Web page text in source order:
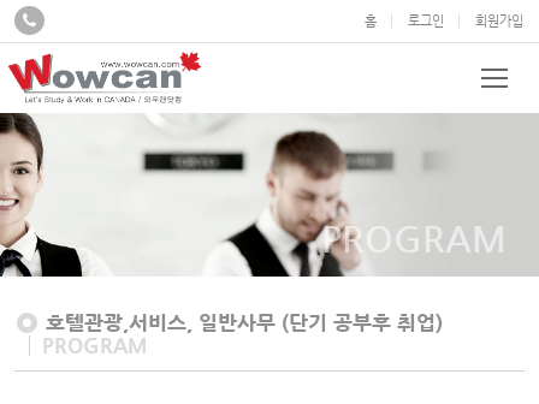
홈 로그인 회원가입
PROGRAM
호텔관광,서비스, 일반사무 (단기 공부후 취업)
PROGRAM